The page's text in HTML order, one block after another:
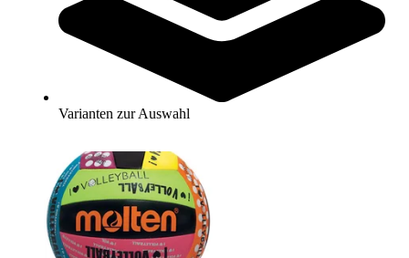
Varianten zur Auswahl
Molten® Volleyball V4M1500
Zum Produkt